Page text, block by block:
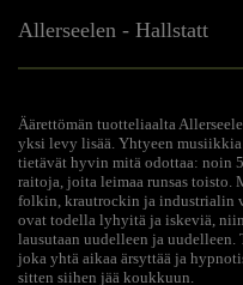
Allerseelen - Hallstatt
Äärettömän tuotteliaalta
yksi levy lisää. Yhtyeen musiikkia
tietävät hyvin mitä odottaa: noin
raitoja, joita leimaa runsas toisto.
folkin, krautrockin ja industrialin
ovat todella lyhyitä ja iskeviä,
lausutaan uudelleen ja
joka yhtä aikaa ärsyttää ja
sitten siihen jää koukkuun.